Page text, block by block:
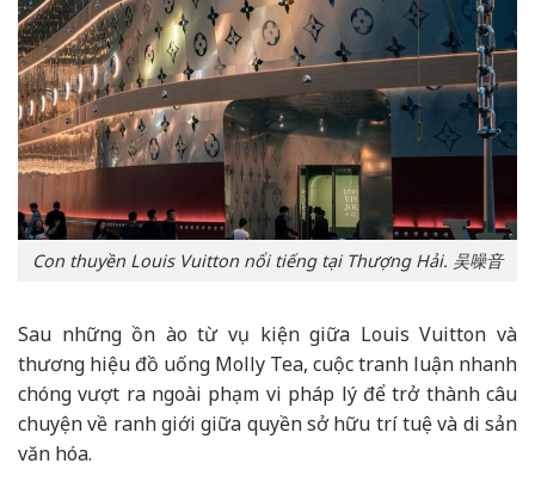
Con thuyền Louis Vuitton nổi tiếng tại Thượng Hải. 吴噪音
Sau những ồn ào từ vụ kiện giữa Louis Vuitton và
thương hiệu đồ uống Molly Tea, cuộc tranh luận nhanh
chóng vượt ra ngoài phạm vi pháp lý để trở thành câu
chuyện về ranh giới giữa quyền sở hữu trí tuệ và di sản
văn hóa.